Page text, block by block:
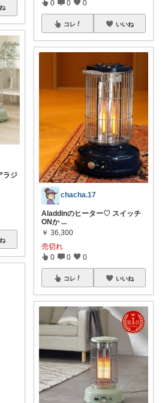
ラジ
0 0 0
コレ いいね
chacha.17
Aladdinのヒーター♡ スイッチ
ONか ...
￥ 36,300
売切れ
0 0 0
コレ いいね